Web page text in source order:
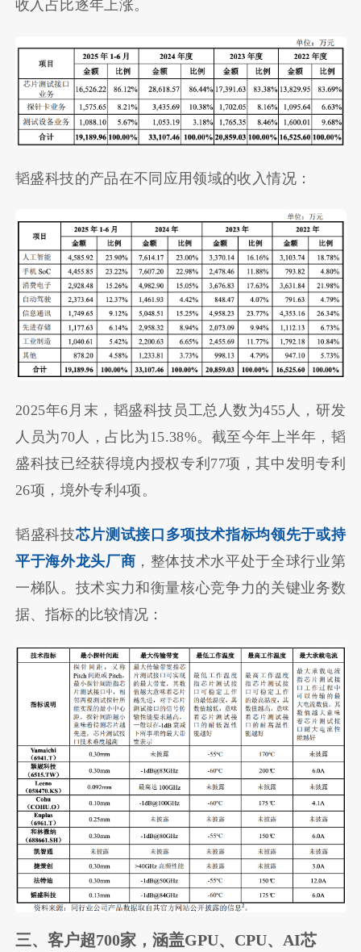
收入占比逐年上涨。
韬盛科技的产品在不同应用领域的收入情况：
2025年6月末，韬盛科技员工总人数为455人，研发
人员为70人，占比为15.38%。截至今年上半年，韬
盛科技已经获得境内授权专利77项，其中发明专利
26项，境外专利4项。
韬盛科技芯片测试接口多项技术指标均领先于或持
平于海外龙头厂商 ，整体技术水平处于全球行业第
一梯队。技术实力和衡量核心竞争力的关键业务数
据、指标的比较情况：
三、客户超700家，涵盖GPU、CPU、AI芯